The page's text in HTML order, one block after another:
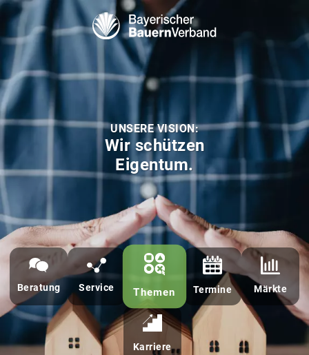
Bayerischer Bauern Verband - BBV
UNSERE VISION:
Wir schützen
Eigentum.
Beratung Service Themen Termine Märkte
Karriere